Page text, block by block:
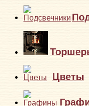
Цветы